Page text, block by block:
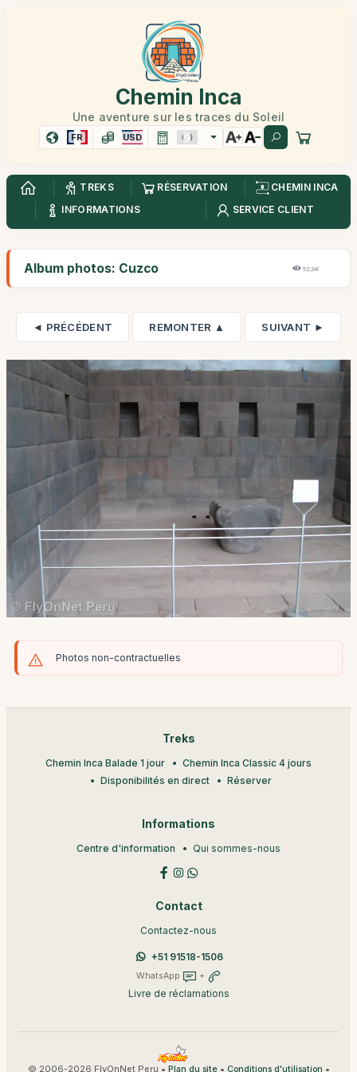
Chemin Inca
Une aventure sur les traces du Soleil
FR USD
TREKS RÉSERVATION
CHEMIN INCA
INFORMATIONS
SERVICE CLIENT
Album photos: Cuzco 52,9K
◄ PRÉCÉDENT REMONTER ▲ SUIVANT ►
Photos non-contractuelles
Treks
Chemin Inca Balade 1 jour
Chemin Inca Classic 4 jours
Disponibilités en direct
Réserver
Informations
Centre d'information Qui sommes-nous
Contact
Contactez-nous
+51 91518-1506
WhatsApp +
Livre de réclamations
© 2006-2026 FlyOnNet Peru • Plan du site• Conditions d'utilisation •